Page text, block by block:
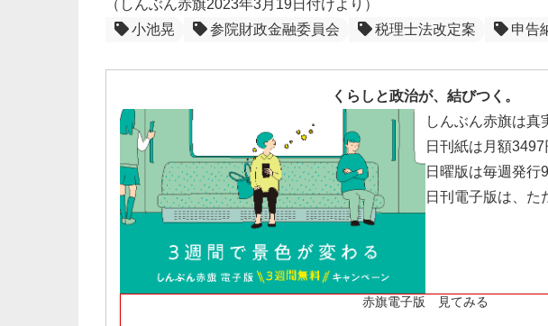
（しんぶん赤旗2023年3月19日付けより）
小池晃
参院財政金融委員会 税理士法改定案 申告
くらしと政治が、結びつく。
しんぶん赤旗は真
日刊紙は月額3497
日曜版は毎週発行
日刊電子版は、た
赤旗電子版 見てみる